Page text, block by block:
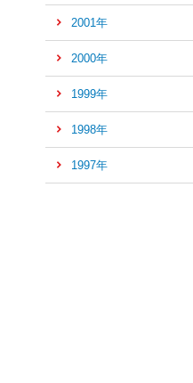
2001年
2000年
1999年
1998年
1997年